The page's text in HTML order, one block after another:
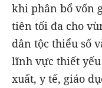
khi phân bổ vốn
tiên tối đa cho
dân tộc thiểu số
lĩnh vực thiết
xuất, y tế, giáo